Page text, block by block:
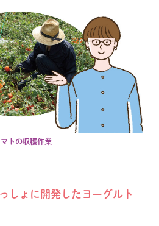
マトの収穫作業
しょに開発したヨーグルト